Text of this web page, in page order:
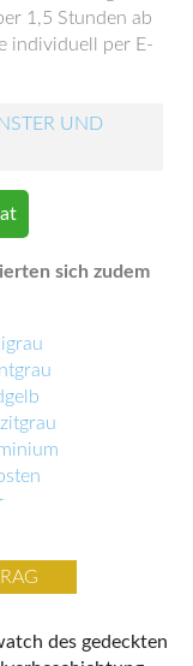
1,5 Stunden ab
individuell per E-
UND
sich zudem